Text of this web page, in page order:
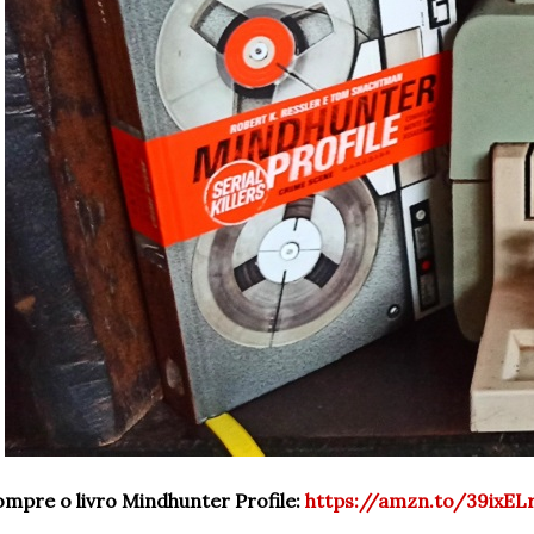
o livro Mindhunter Profile: https://amzn.to/